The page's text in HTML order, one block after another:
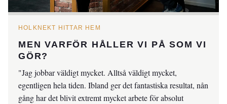
HOLKNEKT HITTAR HEM
MEN VARFÖR HÅLLER VI PÅ SOM VI
GÖR?
"Jag jobbar väldigt mycket. Alltså väldigt mycket,
egentligen hela tiden. Ibland ger det fantastiska resultat, nån
gång har det blivit extremt mycket arbete för absolut